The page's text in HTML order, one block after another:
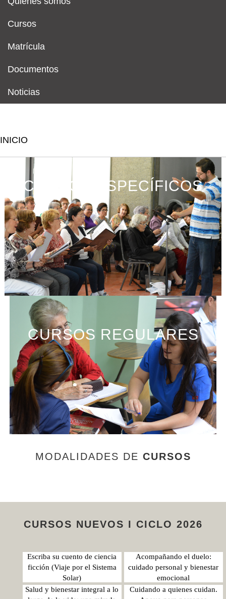
Cursos
Matrícula
Documentos
Noticias
INICIO
CURSOS ESPECÍFICOS
CURSOS REGULARES
MODALIDADES DE CURSOS
CURSOS NUEVOS I CICLO 2026
Escriba su cuento de ciencia
ficción (Viaje por el Sistema
Solar)
Acompañando el duelo:
cuidado personal y bienestar
emocional
Salud y bienestar integral a lo
Cuidando a quienes cuidan.